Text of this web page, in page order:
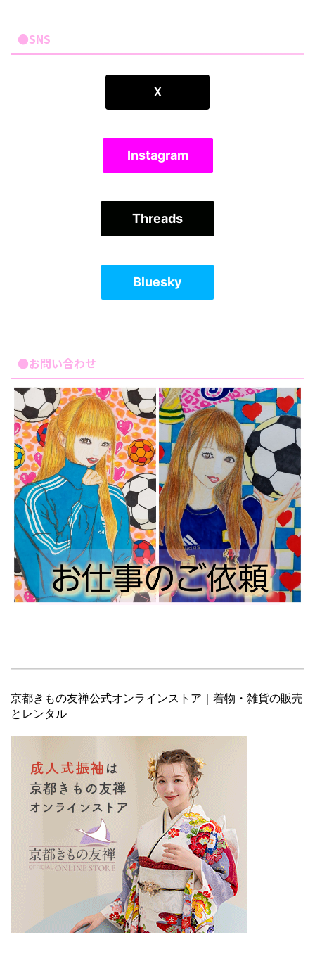
●SNS
Ｘ
Instagram
Threads
Bluesky
●お問い合わせ
京都きもの友禅公式オンラインストア｜着物・雑貨の販売
とレンタル